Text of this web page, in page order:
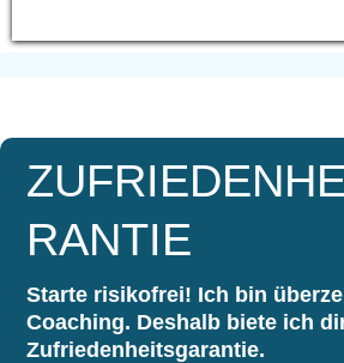
RANTIE
Starte risikofrei! Ich bin
Coaching. Deshalb biete ich
Zufriedenheitsgarantie.